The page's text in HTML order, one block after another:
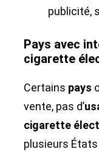
publicité,
Pays avec
cigarette
Certains pays
vente, pas d’
cigarette
plusieurs